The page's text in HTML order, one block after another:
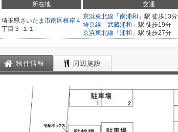
所在地 交通
埼玉県さいたま市南区根岸４
丁目３-１１
京浜東北線 「 南浦和 」駅 徒歩13分
埼京線 「 武蔵浦和 」駅 徒歩19分
京浜東北線 「 浦和 」駅 徒歩27分
物件情報 周辺施設